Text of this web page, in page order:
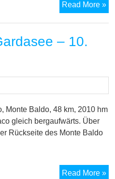
Read More »
–
– 10.
Monte Baldo, 48 km, 2010 hm
gleich bergaufwärts. Über
Rückseite des Monte Baldo
Read More »